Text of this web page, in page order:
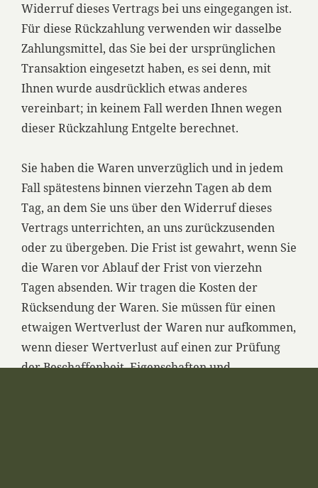
Widerruf dieses Vertrags bei uns eingegangen ist.
Für diese Rückzahlung verwenden wir dasselbe
Zahlungsmittel, das Sie bei der ursprünglichen
Transaktion eingesetzt haben, es sei denn, mit
Ihnen wurde ausdrücklich etwas anderes
vereinbart; in keinem Fall werden Ihnen wegen
dieser Rückzahlung Entgelte berechnet.
Sie haben die Waren unverzüglich und in jedem
Fall spätestens binnen vierzehn Tagen ab dem
Tag, an dem Sie uns über den Widerruf dieses
Vertrags unterrichten, an uns zurückzusenden
oder zu übergeben. Die Frist ist gewahrt, wenn Sie
die Waren vor Ablauf der Frist von vierzehn
Tagen absenden. Wir tragen die Kosten der
Rücksendung der Waren. Sie müssen für einen
etwaigen Wertverlust der Waren nur aufkommen,
wenn dieser Wertverlust auf einen zur Prüfung
der Beschaffenheit, Eigenschaften und